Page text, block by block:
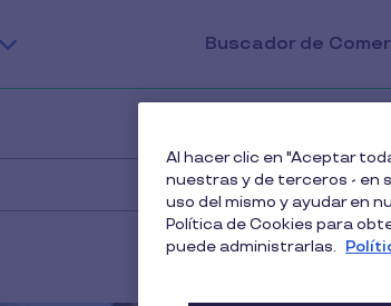
Buscador de
Al hacer clic en "Aceptar
nuestras y de terceros - en
uso del mismo y ayudar en
Política de Cookies para
puede administrarlas.